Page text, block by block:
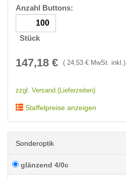
Anzahl Buttons:
Stück
147,18 € ( 24,53 € MwSt. inkl.)
zzgl. Versand (Lieferzeiten)
Staffelpreise anzeigen
Sonderoptik
glänzend 4/0c